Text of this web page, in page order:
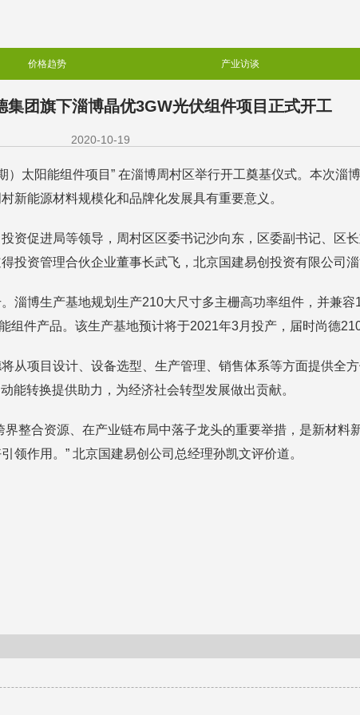
价格趋势 产业访谈
集团旗下淄博晶优3GW光伏组件项目正式开工
2020-10-19
太阳能组件项目” 在淄博周村区举行开工奠基仪式。本次淄
新能源材料规模化和品牌化发展具有重要意义。
资促进局等领导，周村区区委书记沙向东，区委副书记、区
资管理合伙企业董事长武飞，北京国建易创投资有限公司
淄博生产基地规划生产210大尺寸多主栅高功率组件，并兼
件产品。该生产基地预计将于2021年3月投产，届时尚德
从项目设计、设备选型、生产管理、销售体系等方面提供全
能转换提供助力，为经济社会转型发展做出贡献。
整合资源、在产业链布局中落子龙头的重要举措，是新材料
作用。” 北京国建易创公司总经理孙凯文评价道。